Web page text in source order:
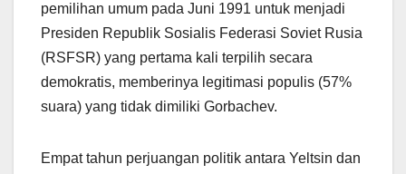
pemilihan umum pada Juni 1991 untuk menjadi
Presiden Republik Sosialis Federasi Soviet Rusia
(RSFSR) yang pertama kali terpilih secara
demokratis, memberinya legitimasi populis (57%
suara) yang tidak dimiliki Gorbachev.
Empat tahun perjuangan politik antara Yeltsin dan